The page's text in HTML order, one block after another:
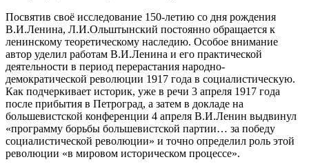
Посвятив своё исследование 150-летию со дня рождения
В.И.Ленина, Л.И.Ольштынский постоянно обращается к
ленинскому теоретическому наследию. Особое внимание
автор уделил работам В.И.Ленина и его практической
деятельности в период перерастания народно-
демократической революции 1917 года в социалистическую.
Как подчеркивает историк, уже в речи 3 апреля 1917 года
после прибытия в Петроград, а затем в докладе на
большевистской конференции 4 апреля В.И.Ленин выдвинул
«программу борьбы большевистской партии… за победу
социалистической революции» и точно определил роль этой
революции «в мировом историческом процессе».